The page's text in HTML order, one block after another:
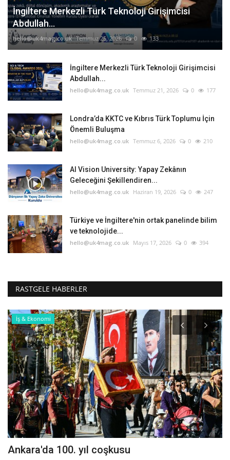
İngiltere Merkezli Türk Teknoloji Girişimcisi
Abdullah...
hello@uk4mag.co.uk Temmuz 25, 2026 0 133
İngiltere Merkezli Türk Teknoloji Girişimcisi
Abdullah...
hello@uk4mag.co.uk Temmuz 21, 2026 0 177
Londra’da KKTC ve Kıbrıs Türk Toplumu İçin
Önemli Buluşma
hello@uk4mag.co.uk Temmuz 6, 2026 0 210
AI Vision University: Yapay Zekânın
Geleceğini Şekillendiren...
hello@uk4mag.co.uk Haziran 19, 2026 0 247
Türkiye ve İngiltere'nin ortak panelinde bilim
ve teknolojide...
hello@uk4mag.co.uk Mayıs 17, 2026 0 394
RASTGELE HABERLER
İş & Ekonomi
Ankara'da 100. yıl coşkusu